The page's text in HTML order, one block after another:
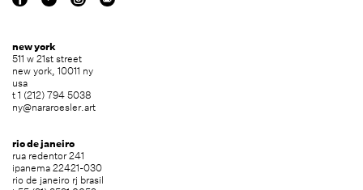
new york
511 w 21st street
new york, 10011 ny
usa
t 1 (212) 794 5038
ny@nararoesler.art
rio de janeiro
rua redentor 241
ipanema 22421-030
rio de janeiro rj brasil